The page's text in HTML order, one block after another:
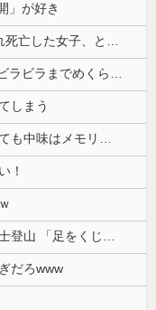
」が好き
【閲覧注意】 アフリカで ”魔女狩り” され死亡した女子、とんでもなくエ□い体してると話題に
【動画】 美人女優さん、映画でマ○コのビラビラまでめくらせてしまうｗｗｗｗｗｗ
しまう
韓国メディア「経済成長しているといっても中味はメモリ価格だけ。雇用増加見通しが半減してしまった」……韓国の内需不況は根強い状況っすね
！
ドイツ人男性がランニングシューズで富士登山 「足をくじいて動けない」
だろwww